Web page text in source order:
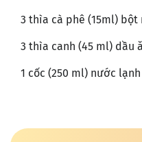
3 thìa cà phê (15ml) bột
3 thìa canh (45 ml) dầu
1 cốc (250 ml) nước lạnh